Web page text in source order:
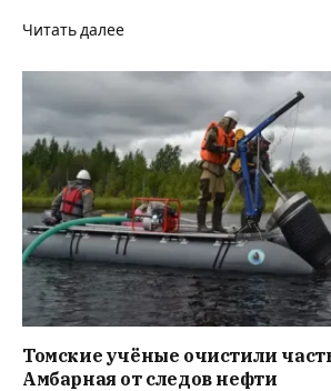
Читать далее
Томские учёные очистили
Амбарная от следов нефти